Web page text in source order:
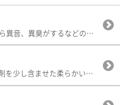
アクチュエータや制御装置、油圧源から異音、異臭がするなどの異常が発見された...
• 支柱 乾いた柔らかい布または中性洗剤を少し含ませた柔らかい布で汚れ...